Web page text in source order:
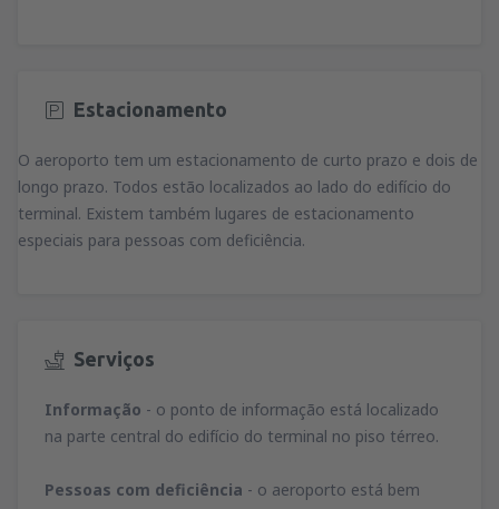
Estacionamento
O aeroporto tem um estacionamento de curto prazo e dois de
longo prazo. Todos estão localizados ao lado do edifício do
terminal. Existem também lugares de estacionamento
especiais para pessoas com deficiência.
Serviços
Informação - o ponto de informação está localizado
na parte central do edifício do terminal no piso térreo.
Pessoas com deficiência - o aeroporto está bem